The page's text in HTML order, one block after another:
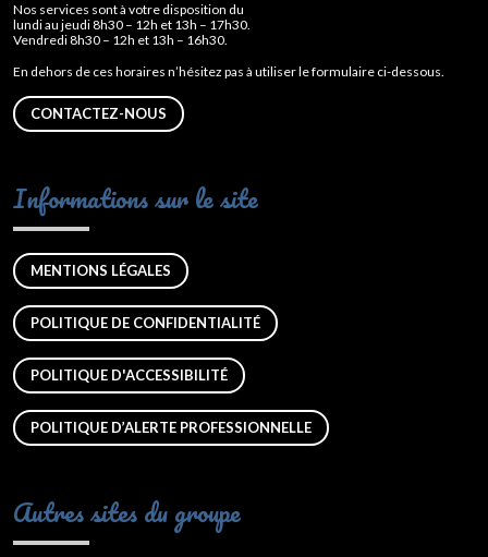
Nos services sont à votre disposition du
lundi au jeudi 8h30 – 12h et 13h – 17h30.
Vendredi 8h30 – 12h et 13h – 16h30.
En dehors de ces horaires n’hésitez pas à utiliser le formulaire ci-dessous.
CONTACTEZ-NOUS
Informations sur le site
MENTIONS LÉGALES
POLITIQUE DE CONFIDENTIALITÉ
POLITIQUE D'ACCESSIBILITÉ
POLITIQUE D’ALERTE PROFESSIONNELLE
Autres sites du groupe